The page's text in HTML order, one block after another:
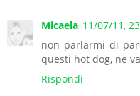
Micaela 11/07/11,
non parlarmi di
questi hot dog, ne
Rispondi